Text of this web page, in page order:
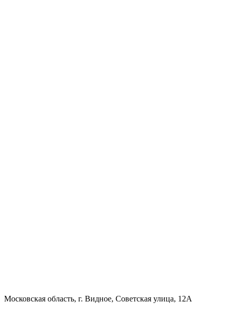
Московская область, г. Видное, Советская улица, 12А